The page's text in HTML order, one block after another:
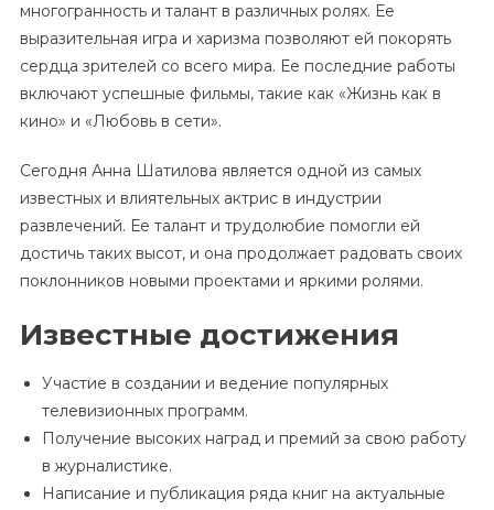
многогранность и талант в различных ролях. Ее
выразительная игра и харизма позволяют ей покорять
сердца зрителей со всего мира. Ее последние работы
включают успешные фильмы, такие как «Жизнь как в
кино» и «Любовь в сети».
Сегодня Анна Шатилова является одной из самых
известных и влиятельных актрис в индустрии
развлечений. Ее талант и трудолюбие помогли ей
достичь таких высот, и она продолжает радовать своих
поклонников новыми проектами и яркими ролями.
Известные достижения
Участие в создании и ведение популярных
телевизионных программ.
Получение высоких наград и премий за свою работу
в журналистике.
Написание и публикация ряда книг на актуальные